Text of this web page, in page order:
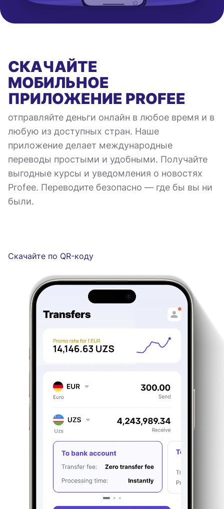
СКАЧАЙТЕ
МОБИЛЬНОЕ
ПРИЛОЖЕНИЕ PROFEE
отправляйте деньги онлайн в любое время и в
любую из доступных стран. Наше
приложение делает международные
переводы простыми и удобными. Получайте
выгодные курсы и уведомления о новостях
Profee. Переводите безопасно — где бы вы ни
были.
Скачайте по QR-коду